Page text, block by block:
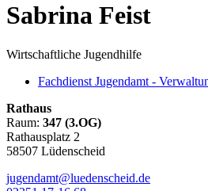
Sabrina Feist
Wirtschaftliche Jugendhilfe
Fachdienst Jugendamt -
Rathaus
Raum: 347 (3.OG)
Rathausplatz 2
58507 Lüdenscheid
jugendamt@luedenscheid.de